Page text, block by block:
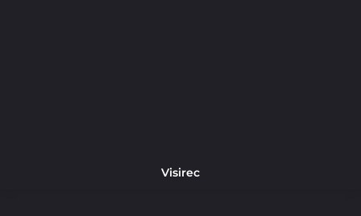
Visirec